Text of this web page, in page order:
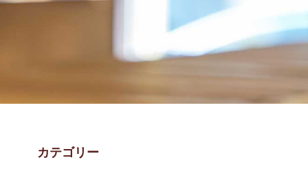
カテゴリー